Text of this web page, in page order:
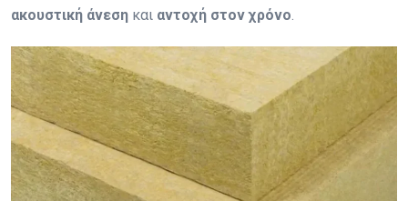
ακουστική άνεση και αντοχή στον χρόνο.